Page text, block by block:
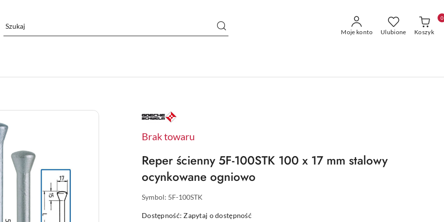
Moje konto Ulubione Koszyk
0
NAZWA
PRODUCENTA:
Brak towaru
Reper ścienny 5F-100STK 100 x 17 mm stalowy
ocynkowane ogniowo
Symbol: 5F-100STK
Dostępność:Zapytaj o dostępność